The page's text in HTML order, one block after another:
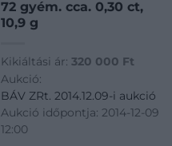
72 gyém. cca. 0,30 ct,
10,9 g
Kikiáltási ár: 320 000 Ft
Aukció:
BÁV ZRt. 2014.12.09-i aukció
Aukció időpontja: 2014-12-09
12:00